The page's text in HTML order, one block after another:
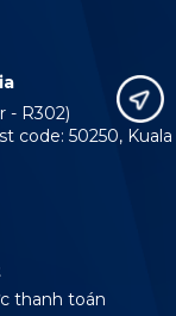
- R302)
code: 50250, Kuala
thanh toán